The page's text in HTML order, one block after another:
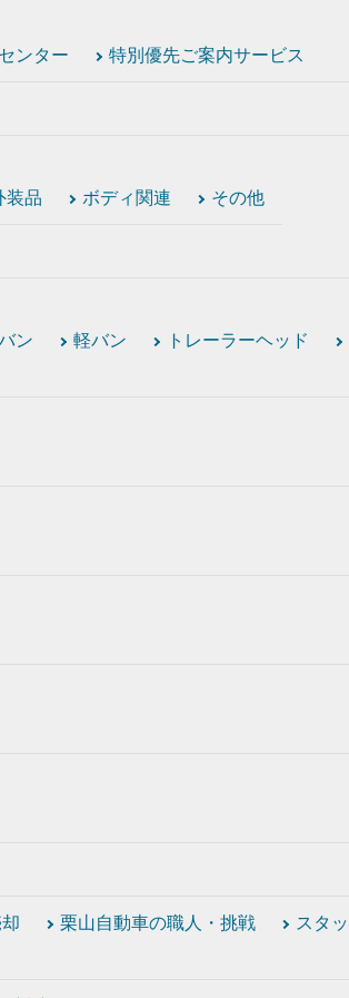
ンター 特別優先ご案内サービス
装品 ボディ関連 その他
ン 軽バン トレーラーヘッド
栗山自動車の職人・挑戦
スタ